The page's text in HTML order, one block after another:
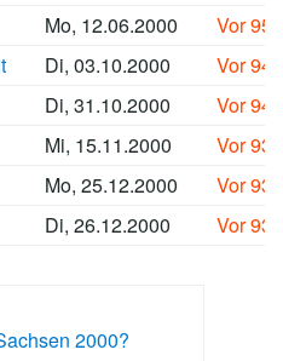
Mo, 12.06.2000
Vor
Di, 03.10.2000
Vor
Di, 31.10.2000
Vor
Mi, 15.11.2000
Vor
Mo, 25.12.2000
Vor
Di, 26.12.2000 Vor
2000?